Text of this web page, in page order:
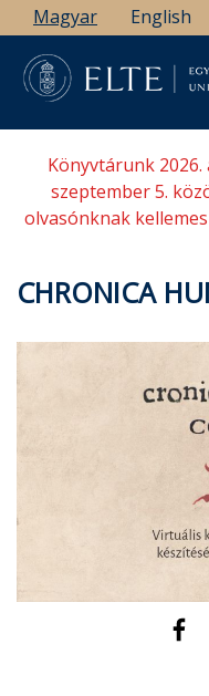
Ugrás
a
tartalomra
Magyar English
Könyvtárunk 2026.
szeptember 5.
olvasónknak
CHRONICA